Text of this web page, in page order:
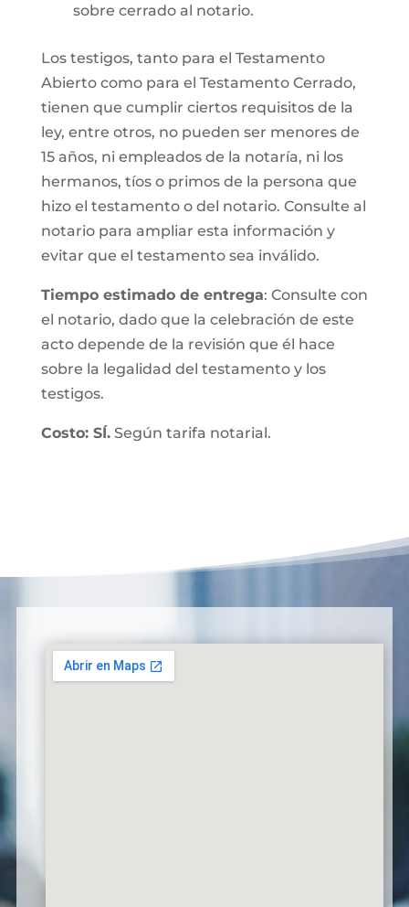
sobre cerrado al notario.
Los testigos, tanto para el Testamento
Abierto como para el Testamento Cerrado,
tienen que cumplir ciertos requisitos de la
ley, entre otros, no pueden ser menores de
15 años, ni empleados de la notaría, ni los
hermanos, tíos o primos de la persona que
hizo el testamento o del notario. Consulte al
notario para ampliar esta información y
evitar que el testamento sea inválido.
Tiempo estimado de entrega: Consulte con
el notario, dado que la celebración de este
acto depende de la revisión que él hace
sobre la legalidad del testamento y los
testigos.
Costo: SÍ.Según tarifa notarial.